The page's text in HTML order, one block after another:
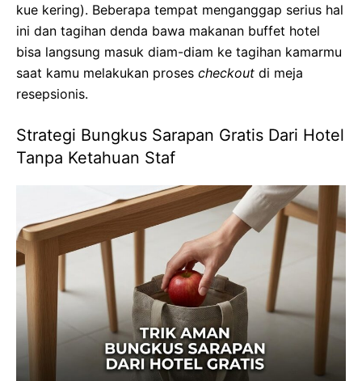
kue kering). Beberapa tempat menganggap serius hal
ini dan tagihan denda bawa makanan buffet hotel
bisa langsung masuk diam-diam ke tagihan kamarmu
saat kamu melakukan proses checkout di meja
resepsionis.
Strategi Bungkus Sarapan Gratis Dari Hotel
Tanpa Ketahuan Staf